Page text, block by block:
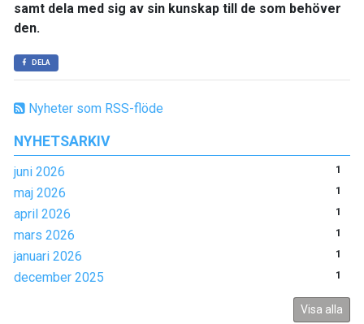
Nyheter som RSS-flöde
NYHETSARKIV
juni 2026 1
maj 2026 1
april 2026 1
mars 2026 1
januari 2026 1
december 2025 1
Visa alla
samt dela med sig av sin kunskap till de som behöver
den.
DELA